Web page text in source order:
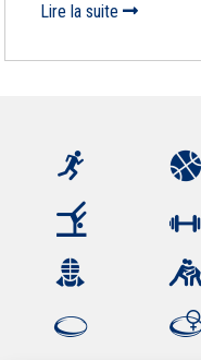
Lire la suite